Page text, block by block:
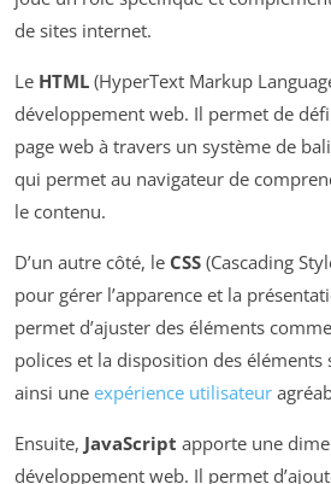
de sites internet.
Le HTML (HyperText Markup
développement web. Il permet de
page web à travers un système de
qui permet au navigateur de
le contenu.
D’un autre côté, le CSS (Cascading
pour gérer l’apparence et la
permet d’ajuster des éléments
polices et la disposition des éléments
ainsi une expérience utilisateur
Ensuite, JavaScript apporte une
développement web. Il permet